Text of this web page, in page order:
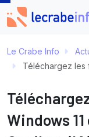
Le Crabe Info
Téléchargez les fonds
Windows